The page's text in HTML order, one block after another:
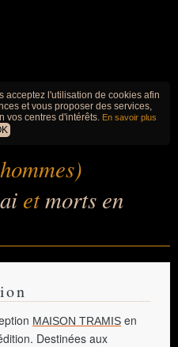
acceptez l'utilisation de cookies afin
et vous proposer des services,
vos centres d'intérêts. En savoir plus
etmorts en
MAISON TRAMIS en
Destinées aux